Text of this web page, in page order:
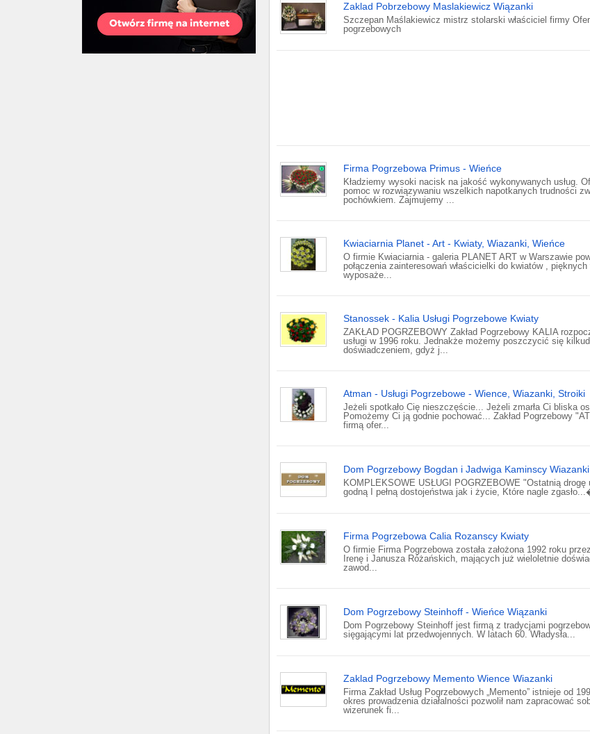
Zaklad Pobrzebowy Maslakiewicz Wiązanki
Szczepan Maślakiewicz mistrz stolarski właściciel firmy
pogrzebowych
Firma Pogrzebowa Primus - Wieńce
Kładziemy wysoki nacisk na jakość wykonywanych usług.
pomoc w rozwiązywaniu wszelkich napotkanych trudności
pochówkiem. Zajmujemy ...
Kwiaciarnia Planet - Art - Kwiaty, Wiazanki, Wieńce
O firmie Kwiaciarnia - galeria PLANET ART w Warszawie
połączenia zainteresowań właścicielki do kwiatów ,
wyposaże...
Stanossek - Kalia Usługi Pogrzebowe Kwiaty
ZAKŁAD POGRZEBOWY Zakład Pogrzebowy KALIA
usługi w 1996 roku. Jednakże możemy poszczycić się
doświadczeniem, gdyż j...
Atman - Usługi Pogrzebowe - Wience, Wiazanki, Stroiki
Jeżeli spotkało Cię nieszczęście... Jeżeli zmarła Ci bliska
Pomożemy Ci ją godnie pochować... Zakład Pogrzebowy
firmą ofer...
Dom Pogrzebowy Bogdan i Jadwiga Kaminscy Wiazanki
KOMPLEKSOWE USŁUGI POGRZEBOWE "Ostatnią
godną I pełną dostojeństwa jak i życie, Które nagle
Firma Pogrzebowa Calia Rozanscy Kwiaty
O firmie Firma Pogrzebowa została założona 1992 roku
Irenę i Janusza Różańskich, mających już wieloletnie
zawod...
Dom Pogrzebowy Steinhoff - Wieńce Wiązanki
Dom Pogrzebowy Steinhoff jest firmą z tradycjami
sięgającymi lat przedwojennych. W latach 60. Władysła...
Zaklad Pogrzebowy Memento Wience Wiazanki
Firma Zakład Usług Pogrzebowych „Memento” istnieje od
okres prowadzenia działalności pozwolił nam zapracować
wizerunek fi...